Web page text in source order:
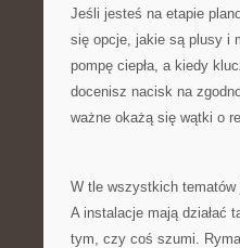
Jeśli jesteś na etapie
się opcje, jakie są plusy i
pompę ciepła, a kiedy
docenisz nacisk na
ważne okażą się wątki o
W tle wszystkich tematów
A instalacje mają działać
tym, czy coś szumi.